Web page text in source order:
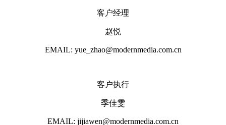
客户经理
赵悦
EMAIL: yue_zhao@modernmedia.com.cn
客户执行
季佳雯
EMAIL: jijiawen@modernmedia.com.cn